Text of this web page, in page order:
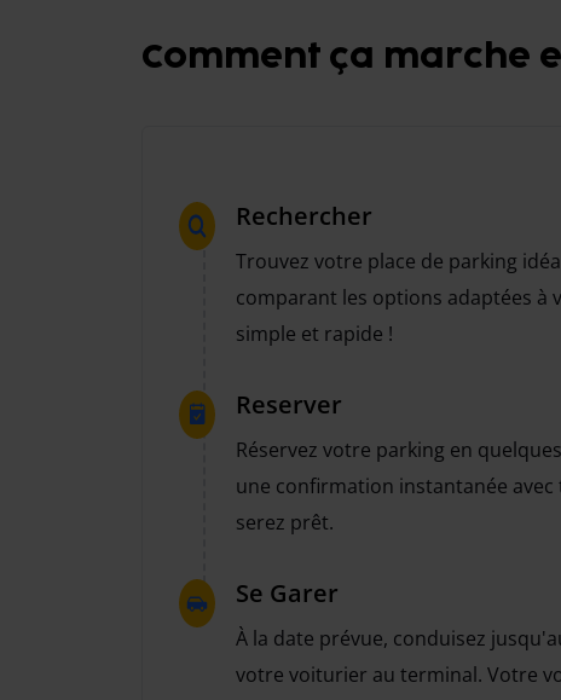
Comment ça marche
Rechercher
Trouvez votre place de parking
comparant les options adaptées à
simple et rapide !
Reserver
Réservez votre parking en
une confirmation instantanée avec
serez prêt.
Se Garer
À la date prévue, conduisez
votre voiturier au terminal. Votre